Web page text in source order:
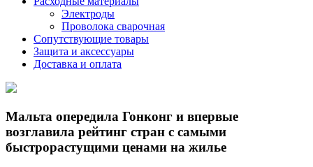
Электроды
Проволока сварочная
Сопутствующие товары
Защита и аксессуары
Доставка и оплата
Мальта опередила Гонконг и впервые
возглавила рейтинг стран с самыми
быстрорастущими ценами на жилье